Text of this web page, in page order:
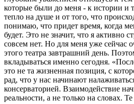
которые были до меня - к истории и
тепло на душе и от того, что
понимаю, что придет время, когда
будет. Это не значит, что я активно
совсем нет. Но для меня уже сейчас
этого театра завтрашний день.
вкладываться именно сегодня.
это не та жизненная позиция, с
рад, что у нас начинают
консерваторией. Взаимодействие
реальности, а не только на словах.